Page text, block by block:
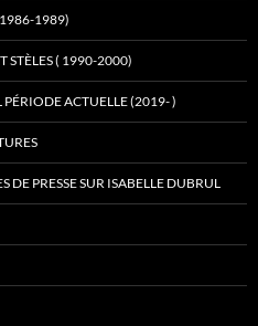
1989)
STÈLES ( 1990-2000)
PÉRIODE ACTUELLE (2019- )
DE PRESSE SUR ISABELLE DUBRUL